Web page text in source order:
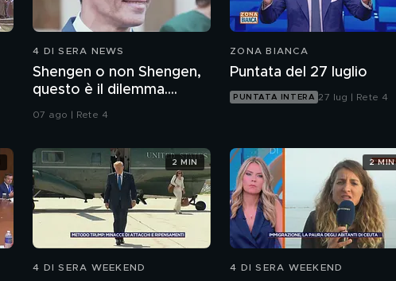
4 DI SERA NEWS
Shengen o non Shengen,
questo è il dilemma....
07 ago | Rete 4
ZONA BIANCA
Puntata del 27 luglio
PUNTATA INTERA 27 lug | Rete 4
4 DI SERA WEEKEND
2 MIN
4 DI SERA WEEKEND
2 MIN